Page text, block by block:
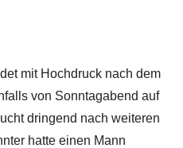
mit Hochdruck nach dem
von Sonntagabend auf
dringend nach weiteren
hatte einen Mann